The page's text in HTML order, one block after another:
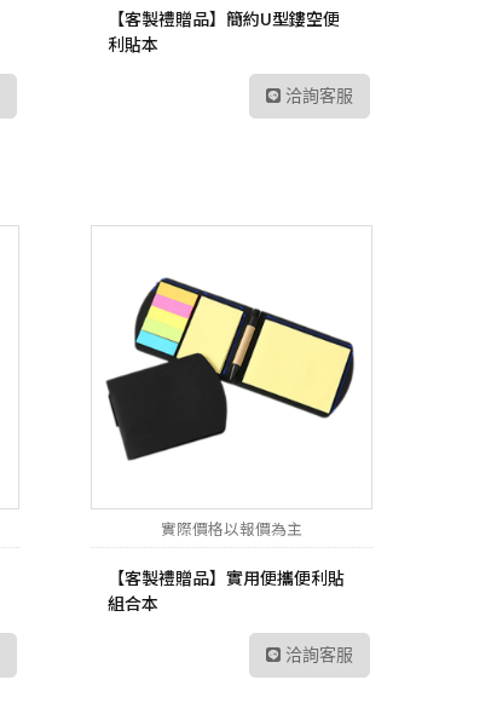
【客製禮贈品】簡約U型鏤空 便
利貼本
洽詢客服
實際價格以報價為主
【客製禮贈品】實用便攜便利貼
組合本
洽詢客服